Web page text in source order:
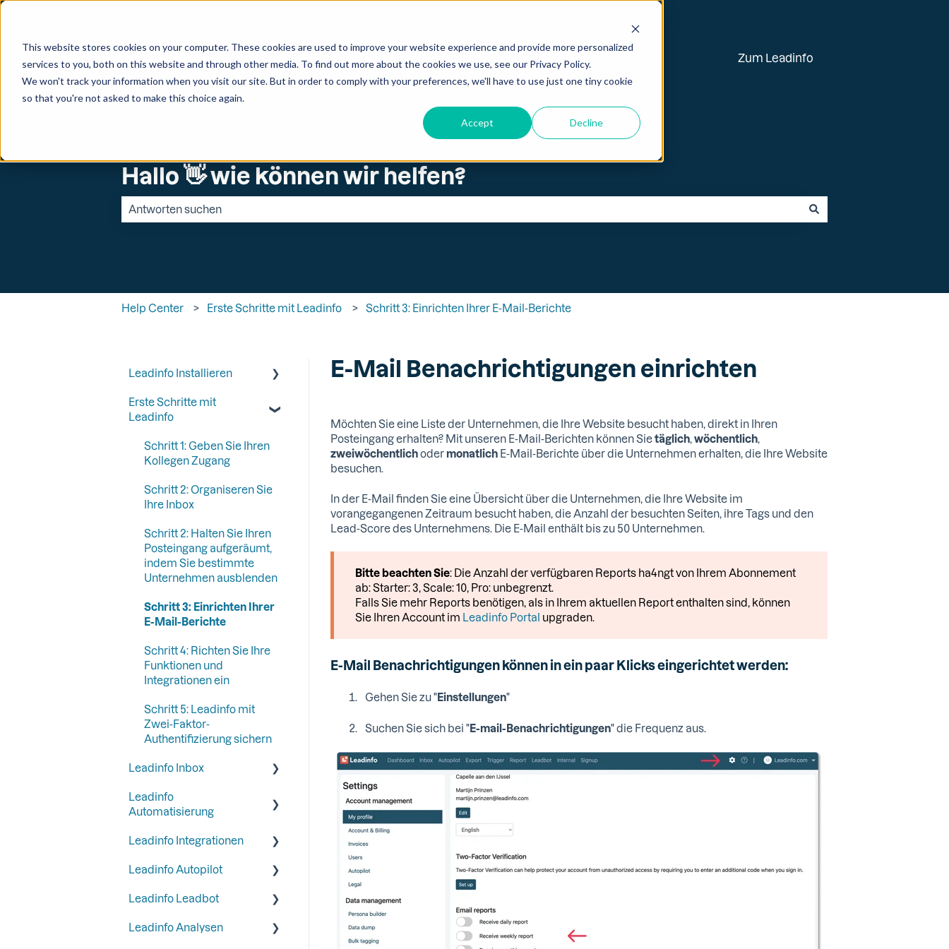
This website stores cookies on your computer. These cookies are used to improve your website experience and provide more personalized
services to you, both on this website and through other media. To find out more about the cookies we use, see our Privacy Policy.
We won't track your information when you visit our site. But in order to comply with your preferences, we'll have to use just one tiny cookie
so that you're not asked to make this choice again.
Accept Decline
Zum Leadinfo
Hallo 👋 wie können wir helfen?
Help Center Erste Schritte mit Leadinfo Schritt 3: Einrichten Ihrer E-Mail-Berichte
E-Mail Benachrichtigungen einrichten
Möchten Sie eine Liste der Unternehmen, die Ihre Website besucht haben, direkt in Ihren
Posteingang erhalten? Mit unseren E-Mail-Berichten können Sietäglich,wöchentlich,
zweiwöchentlichoder monatlichE-Mail-Berichte über die Unternehmen erhalten, die Ihre Website
besuchen.
In der E-Mail finden Sie eine Übersicht über die Unternehmen, die Ihre Website im
vorangegangenen Zeitraum besucht haben, die Anzahl der besuchten Seiten, ihre Tags und den
Lead-Score des Unternehmens. Die E-Mail enthält bis zu 50 Unternehmen.
Bitte beachten Sie: Die Anzahl der verfügbaren Reports ha4ngt von Ihrem Abonnement
ab: Starter: 3, Scale: 10, Pro: unbegrenzt.
Falls Sie mehr Reports benötigen, als in Ihrem aktuellen Report enthalten sind, können
Sie Ihren Account im Leadinfo Portal upgraden.
E-Mail Benachrichtigungen können in ein paar Klicks eingerichtet werden:
Gehen Sie zu "Einstellungen"
Suchen Sie sich bei "E-mail-Benachrichtigungen" die Frequenz aus.
Leadinfo Installieren
Anfangen mit Leadinfo
Datenschutzerklärung
hinzufügen
Leadinfo Trackingcode
zur Installation von
Leadinfo
Erste Schritte mit
Leadinfo
Schritt 1: Geben Sie Ihren
Kollegen Zugang
Schritt 2: Organiseren Sie
Ihre Inbox
Schritt 2: Halten Sie Ihren
Posteingang aufgeräumt,
indem Sie bestimmte
Unternehmen ausblenden
Schritt 3: Einrichten Ihrer
E-Mail-Berichte
Schritt 4: Richten Sie Ihre
Funktionen und
Integrationen ein
Schritt 5: Leadinfo mit
Zwei-Faktor-
Authentifizierung sichern
Leadinfo Inbox
Tags
Unternehmen
Leadinfo
Automatisierung
Trigger
Reportagen
Liquid Content
Persona
Leadinfo Integrationen
Allgemein
Meistgenutzte CRM
Leadinfo Autopilot
General
Campaigns
Leadinfo Leadbot
Erstellung eines Leadbot
Leadinfo Analysen